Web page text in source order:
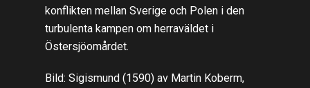
konflikten mellan Sverige och Polen i den
turbulenta kampen om herraväldet i
Östersjöomårdet.
Bild: Sigismund (1590) av Martin Koberm,